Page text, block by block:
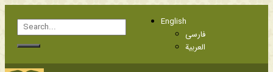
English
فارسی
العربية